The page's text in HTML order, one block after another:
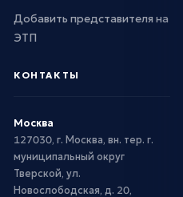
Добавить представителя на
ЭТП
КОНТАКТЫ
Москва
127030, г. Москва, вн. тер. г.
муниципальный округ
Тверской, ул.
Новослободская, д. 20,